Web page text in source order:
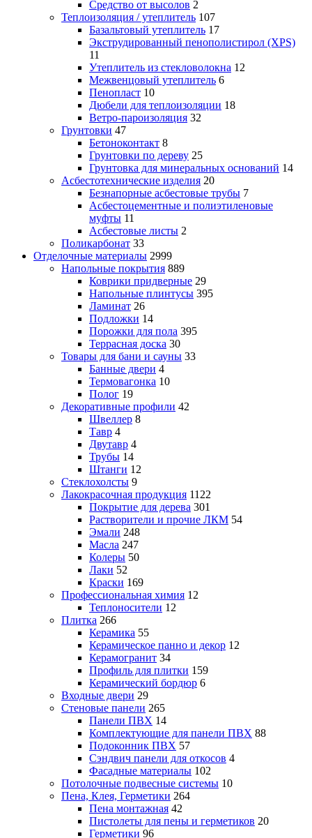
Средство от высолов 2
Теплоизоляция / утеплитель 107
Базальтовый утеплитель 17
Экструдированный пенополистирол (XPS)
11
Утеплитель из стекловолокна 12
Межвенцовый утеплитель 6
Пенопласт 10
Дюбели для теплоизоляции 18
Ветро-пароизоляция 32
Грунтовки 47
Бетоноконтакт 8
Грунтовки по дереву 25
Грунтовка для минеральных оснований 14
Асбестотехнические изделия 20
Безнапорные асбестовые трубы 7
Асбестоцементные и полиэтиленовые
муфты 11
Асбестовые листы 2
Поликарбонат 33
Отделочные материалы 2999
Напольные покрытия 889
Коврики придверные 29
Напольные плинтусы 395
Ламинат 26
Подложки 14
Порожки для пола 395
Террасная доска 30
Товары для бани и сауны 33
Банные двери 4
Термовагонка 10
Полог 19
Декоративные профили 42
Швеллер 8
Тавр 4
Двутавр 4
Трубы 14
Штанги 12
Стеклохолсты 9
Лакокрасочная продукция 1122
Покрытие для дерева 301
Растворители и прочие ЛКМ 54
Эмали 248
Масла 247
Колеры 50
Лаки 52
Краски 169
Профессиональная химия 12
Теплоносители 12
Плитка 266
Керамика 55
Керамическое панно и декор 12
Керамогранит 34
Профиль для плитки 159
Керамический бордюр 6
Входные двери 29
Стеновые панели 265
Панели ПВХ 14
Комплектующие для панели ПВХ 88
Подоконник ПВХ 57
Сэндвич панели для откосов 4
Фасадные материалы 102
Потолочные подвесные системы 10
Пена, Клея, Герметики 264
Пена монтажная 42
Пистолеты для пены и герметиков 20
Герметики 96